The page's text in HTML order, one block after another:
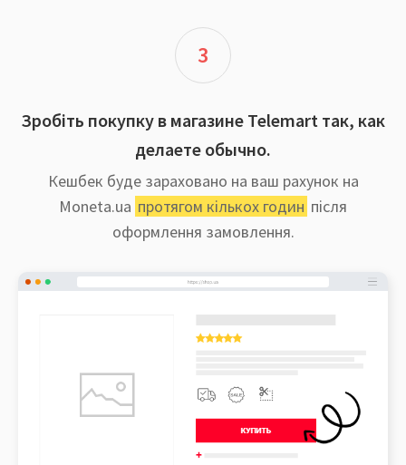
3
Зробіть покупку в магазине Telemart так, как
делаете обычно.
Кешбек буде зараховано на ваш рахунок на
Moneta.ua протягом кількох годин після
оформлення замовлення.